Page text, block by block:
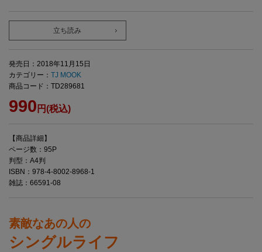
立ち読み
発売日：2018年11月15日
カテゴリー： TJ MOOK
商品コード：TD289681
990 円(税込)
【商品詳細】
ページ数：95P
判型：A4判
ISBN：978-4-8002-8968-1
雑誌：66591-08
素敵なあの人の
シングルライフ